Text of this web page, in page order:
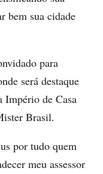
bem sua cidade
para
será destaque
Império de Casa
Brasil.
por tudo quem
meu assessor